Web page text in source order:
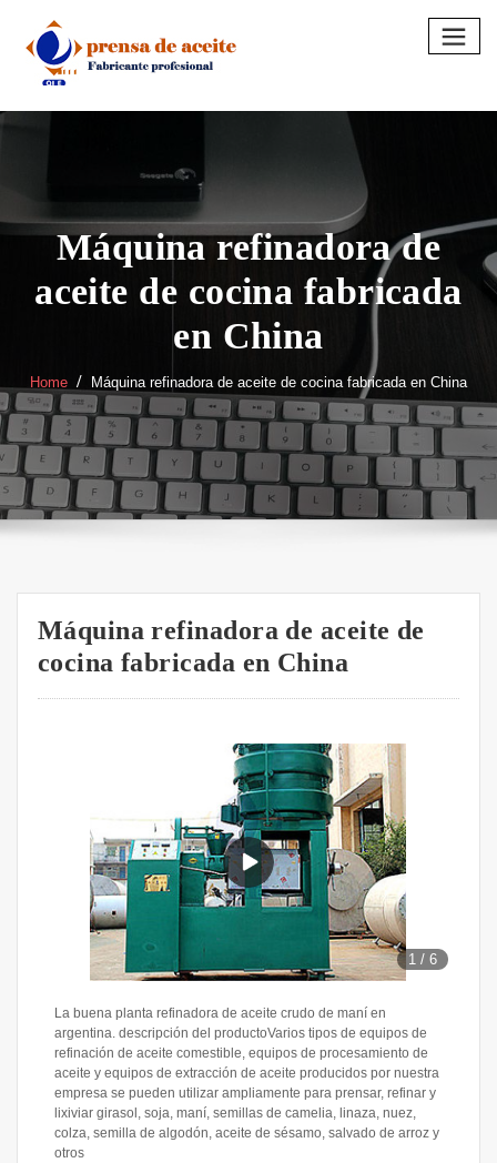
content
Máquina refinadora de
aceite de cocina fabricada
en China
Home Máquina refinadora de aceite de cocina fabricada en China
Máquina refinadora de aceite de
cocina fabricada en China
1 /6
La buena planta refinadora de aceite crudo de maní en
argentina. descripción del productoVarios tipos de equipos de
refinación de aceite comestible, equipos de procesamiento de
aceite y equipos de extracción de aceite producidos por nuestra
empresa se pueden utilizar ampliamente para prensar, refinar y
lixiviar girasol, soja, maní, semillas de camelia, linaza, nuez,
colza, semilla de algodón, aceite de sésamo, salvado de arroz y
otros